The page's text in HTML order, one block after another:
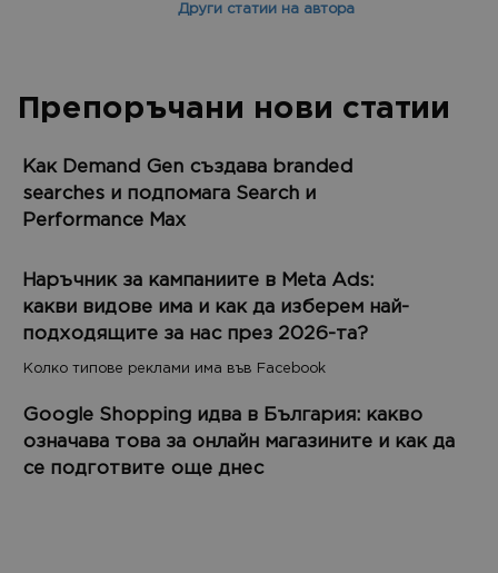
Други статии на автора
Препоръчани нови статии
Как Demand Gen създава branded
searches и подпомага Search и
Performance Max
Наръчник за кампаниите в Meta Ads:
какви видове има и как да изберем най-
подходящите за нас през 2026-та?
Колко типове реклами има във Facebook
Google Shopping идва в България: какво
означава това за онлайн магазините и как да
се подготвите още днес